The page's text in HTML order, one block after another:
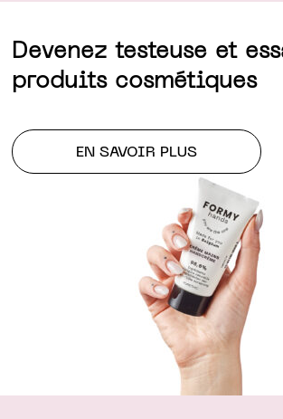
Devenez testeuse et
produits cosmétiques
EN SAVOIR PLUS